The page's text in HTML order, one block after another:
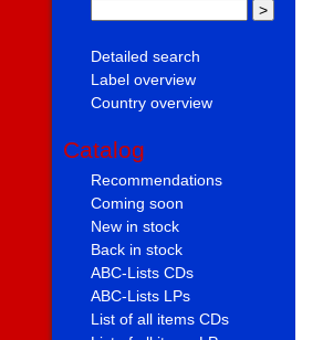
Detailed search
Label overview
Country overview
Catalog
Recommendations
Coming soon
New in stock
Back in stock
ABC-Lists CDs
ABC-Lists LPs
List of all items CDs